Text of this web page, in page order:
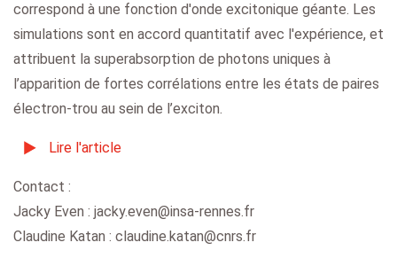
correspond à une fonction d'onde excitonique géante. Les
simulations sont en accord quantitatif avec l'expérience, et
attribuent la superabsorption de photons uniques à
l’apparition de fortes corrélations entre les états de paires
électron-trou au sein de l’exciton.
Lire l'article
Contact :
Jacky Even : jacky.even@insa-rennes.fr
Claudine Katan : claudine.katan@cnrs.fr